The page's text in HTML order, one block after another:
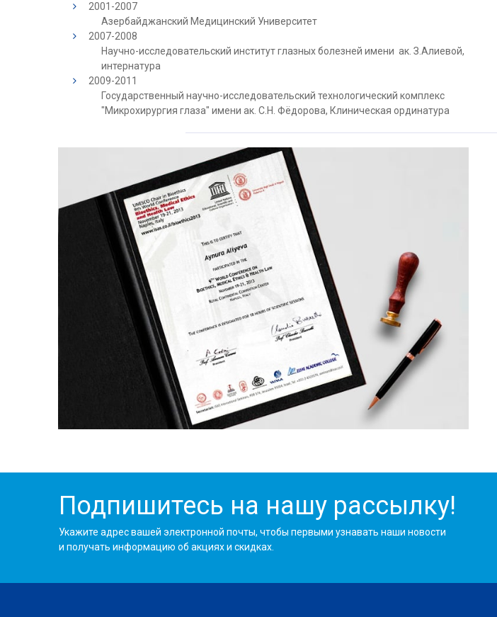
2001-2007
Азербайджанский Медицинский Университет
2007-2008
Научно-исследовательский институт глазных болезней имени ак. З.Алиевой,
интернатура
2009-2011
Государственный научно-исследовательский технологический комплекс
"Микрохирургия глаза" имени ак. С.Н. Фёдорова, Клиническая ординатура
Подпишитесь на нашу рассылку!
Укажите адрес вашей электронной почты, чтобы первыми узнавать наши новости
и получать информацию об акциях и скидках.